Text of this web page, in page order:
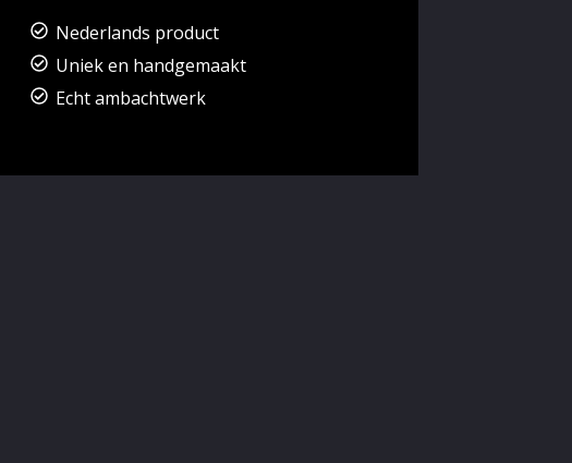
Nederlands product
Uniek en handgemaakt
Echt ambachtwerk